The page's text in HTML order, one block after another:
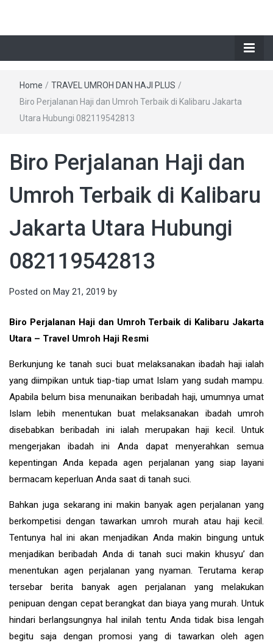
Home / TRAVEL UMROH DAN HAJI PLUS /
Biro Perjalanan Haji dan Umroh Terbaik di Kalibaru Jakarta
Utara Hubungi 082119542813
Biro Perjalanan Haji dan
Umroh Terbaik di Kalibaru
Jakarta Utara Hubungi
082119542813
Posted on May 21, 2019 by
Biro Perjalanan Haji dan Umroh Terbaik di Kalibaru Jakarta
Utara – Travel Umroh Haji Resmi
Berkunjung ke tanah suci buat melaksanakan ibadah haji ialah
yang diimpikan untuk tiap-tiap umat Islam yang sudah mampu.
Apabila belum bisa menunaikan beribadah haji, umumnya umat
Islam lebih menentukan buat melaksanakan ibadah umroh
disebabkan beribadah ini ialah merupakan haji kecil. Untuk
mengerjakan ibadah ini Anda dapat menyerahkan semua
kepentingan Anda kepada agen perjalanan yang siap layani
bermacam keperluan Anda saat di tanah suci.
Bahkan juga sekarang ini makin banyak agen perjalanan yang
berkompetisi dengan tawarkan umroh murah atau haji kecil.
Tentunya hal ini akan menjadikan Anda makin bingung untuk
menjadikan beribadah Anda di tanah suci makin khusyu’ dan
menentukan agen perjalanan yang nyaman. Terutama kerap
tersebar berita banyak agen perjalanan yang melakukan
penipuan dengan cepat berangkat dan biaya yang murah. Untuk
hindari berlangsungnya hal inilah tentu Anda tidak bisa lengah
begitu saja dengan promosi yang di tawarkan oleh agen